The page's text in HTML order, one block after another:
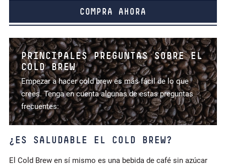
COMPRA AHORA
PRINCIPALES PREGUNTAS SOBRE EL
COLD BREW
Empezar a hacer cold brew es más fácil de lo que
crees. Tenga en cuenta algunas de estas preguntas
frecuentes:
¿ES SALUDABLE EL COLD BREW?
El Cold Brew en sí mismo es una bebida de café sin azúcar